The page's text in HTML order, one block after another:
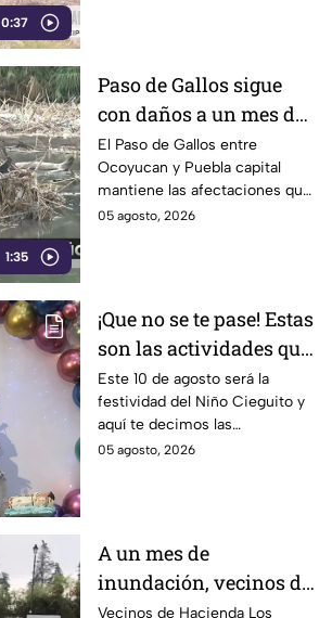
0:37
1:35
Paso de Gallos sigue
con daños a un mes de
afectaciones por
lluvias
El Paso de Gallos entre
Ocoyucan y Puebla capital
mantiene las afectaciones que
dejó el aumento del nivel del
05 agosto, 2026
¡Que no se te pase! Estas
son las actividades que
habrá por la festividad
del Niño Cieguito en
Puebla
Este 10 de agosto será la
festividad del Niño Cieguito y
aquí te decimos las
actividades que se llevarán a
05 agosto, 2026
A un mes de
inundación, vecinos de
Hacienda Los Sauces
Vecinos de Hacienda Los